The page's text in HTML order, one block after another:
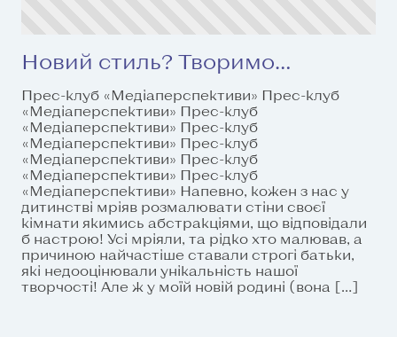
Новий стиль? Творимо…
Прес-клуб «Медіаперспективи» Прес-клуб
«Медіаперспективи» Прес-клуб
«Медіаперспективи» Прес-клуб
«Медіаперспективи» Прес-клуб
«Медіаперспективи» Прес-клуб
«Медіаперспективи» Прес-клуб
«Медіаперспективи» Напевно, кожен з нас у
дитинстві мріяв розмалювати стіни своєї
кімнати якимись абстракціями, що відповідали
б настрою! Усі мріяли, та рідко хто малював, а
причиною найчастіше ставали строгі батьки,
які недооцінювали унікальність нашої
творчості! Але ж у моїй новій родині (вона […]